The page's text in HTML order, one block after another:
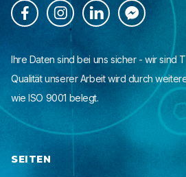
   
Ihre Daten sind bei uns sicher - wir sind
Qualität unserer Arbeit wird durch
wie ISO 9001 belegt.
SEITEN